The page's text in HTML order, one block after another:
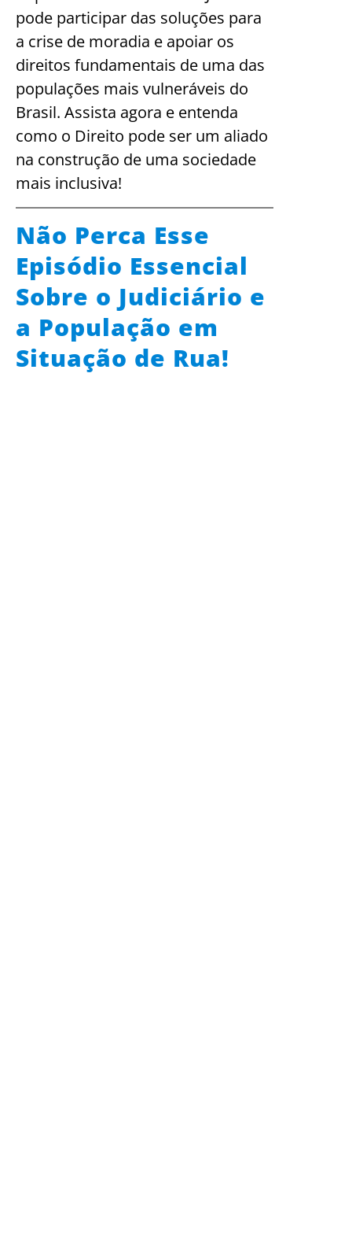
pode participar das soluções para
a crise de moradia e apoiar os
direitos fundamentais de uma das
populações mais vulneráveis do
Brasil. Assista agora e entenda
como o Direito pode ser um aliado
na construção de uma sociedade
mais inclusiva!
Não Perca Esse
Episódio Essencial
Sobre o Judiciário e
a População em
Situação de Rua!